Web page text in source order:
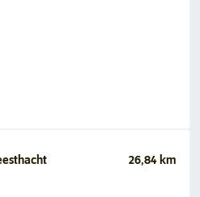
26,84 km